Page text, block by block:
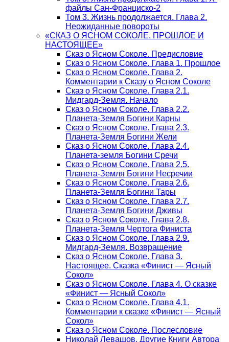
файлы Сан-Франциско-2
Том 3. Жизнь продолжается. Глава 2.
Неожиданные повороты
«СКАЗ О ЯСНОМ СОКОЛЕ. ПРОШЛОЕ И
НАСТОЯЩЕЕ»
Сказ о Ясном Соколе. Предисловие
Сказ о Ясном Соколе. Глава 1. Прошлое
Сказ о Ясном Соколе. Глава 2.
Комментарии к Сказу о Ясном Соколе
Сказ о Ясном Соколе. Глава 2.1.
Мидгард-Земля. Начало
Сказ о Ясном Соколе. Глава 2.2.
Планета-Земля Богини Карны
Сказ о Ясном Соколе. Глава 2.3.
Планета-Земля Богини Жели
Сказ о Ясном Соколе. Глава 2.4.
Планета-земля Богини Сречи
Сказ о Ясном Соколе. Глава 2.5.
Планета-Земля Богини Несречии
Сказ о Ясном Соколе. Глава 2.6.
Планета-Земля Богини Тары
Сказ о Ясном Соколе. Глава 2.7.
Планета-Земля Богини Дживы
Сказ о Ясном Соколе. Глава 2.8.
Планета-Земля Чертога Финиста
Сказ о Ясном Соколе. Глава 2.9.
Мидгард-Земля. Возвращение
Сказ о Ясном Соколе. Глава 3.
Настоящее. Сказка «Финист — Ясный
Сокол»
Сказ о Ясном Соколе. Глава 4. О сказке
«Финист — Ясный Сокол»
Сказ о Ясном Соколе. Глава 4.1.
Комментарии к сказке «Финист — Ясный
Сокол»
Сказ о Ясном Соколе. Послесловие
Николай Левашов. Другие Книги Автора